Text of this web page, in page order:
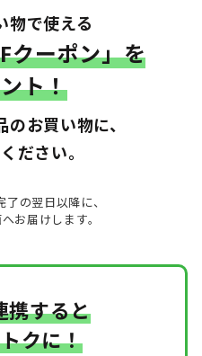
物で使える
クーポン」を
ト！
お買い物に、
ださい。
の翌日以降に、
お届けします。
すると
クに！